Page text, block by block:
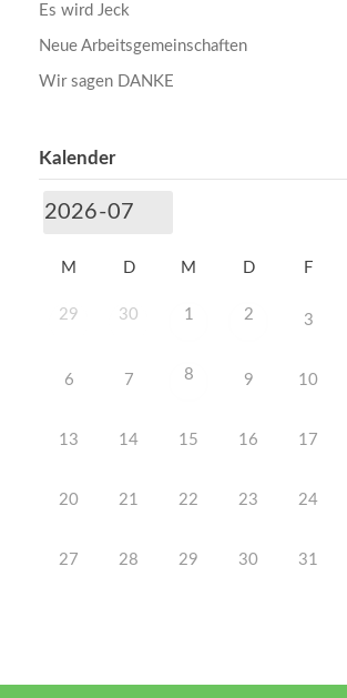
Es wird Jeck
Neue Arbeitsgemeinschaften
Wir sagen DANKE
Kalender
M D M D F
29 30 1 2 3
6 7 8 9 10
13 14 15 16 17
20 21 22 23 24
27 28 29 30 31